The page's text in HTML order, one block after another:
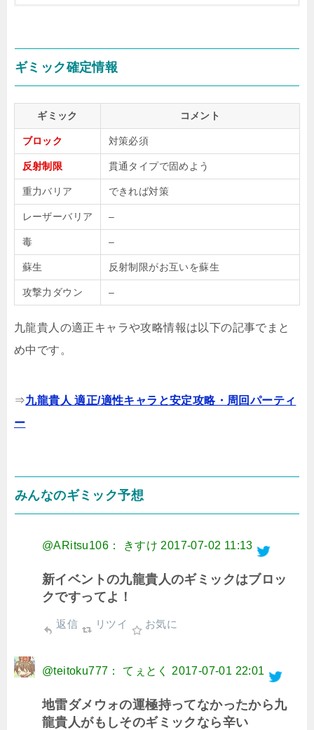
ギミック確定情報
ギミック コメント
ブロック 対策必須
反射制限 貫通タイプで固めよう
重力バリア できれば対策
レーザーバリア –
毒 –
蘇生 反射制限がお互いを蘇生
攻撃力ダウン –
九龍貴人の適正キャラや攻略情報は以下の記事でまと
め中です。
⇒九龍貴人 適正/適性キャラと安定攻略・周回パーティ
ー
みんなのギミック予想
@ARitsu106： きすけ 2017-07-02 11:13
新イベントの九龍貴人のギミックはブロッ
クですってよ！
返信 リツイ お気に
@teitoku777： てぇとく 2017-07-01 22:01
地雷ダメウォの運極持ってなかったから九
龍貴人がもしそのギミックなら辛い